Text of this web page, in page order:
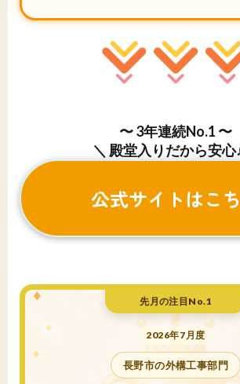
〜 3年連続No.1 〜
＼ 殿堂入りだから安心
公式サイトはこ
先月の注目No.1
2026年7月度
長野市の外構工事部門